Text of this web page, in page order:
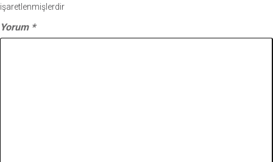
işaretlenmişlerdir
Yorum *